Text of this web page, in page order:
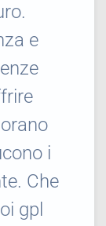
e
i
Che
gpl